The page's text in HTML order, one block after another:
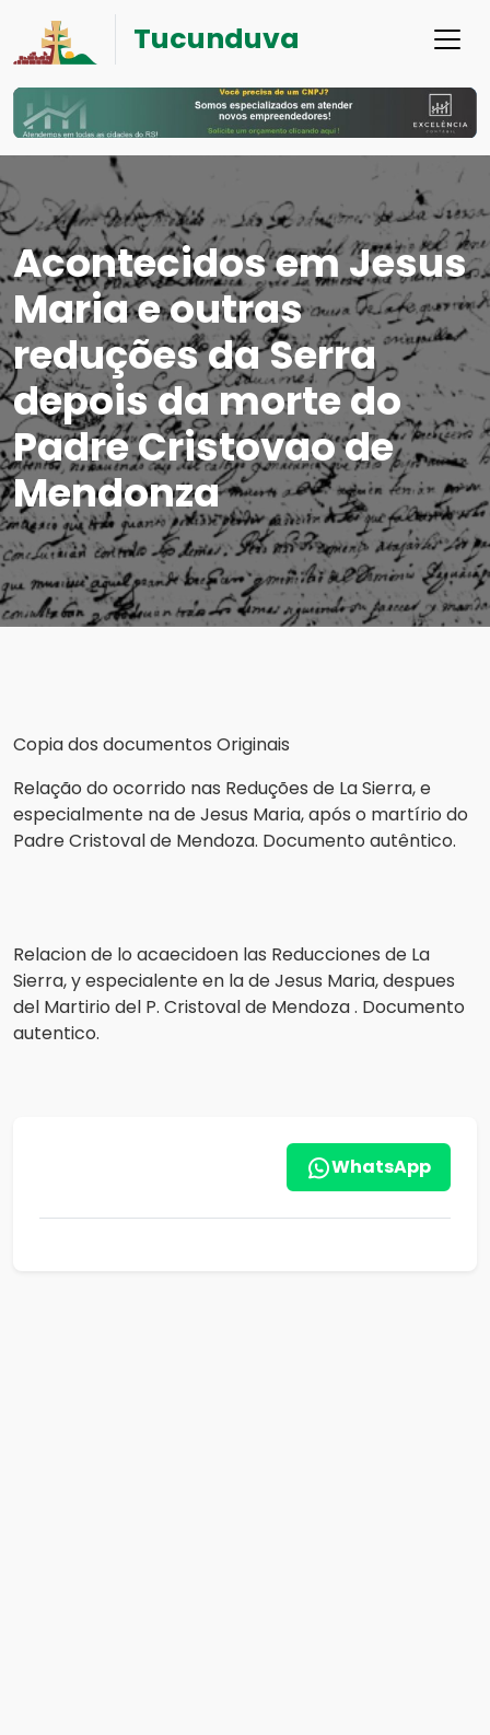
Tucunduva
Acontecidos em Jesus
Maria e outras
reduções da Serra
depois da morte do
Padre Cristovao de
Mendonza
Copia dos documentos Originais
Relação do ocorrido nas Reduções de La Sierra, e
especialmente na de Jesus Maria, após o martírio do
Padre Cristoval de Mendoza. Documento autêntico.
Relacion de lo acaecidoen las Reducciones de La
Sierra, y especialente en la de Jesus Maria, despues
del Martirio del P. Cristoval de Mendoza . Documento
autentico.
WhatsApp